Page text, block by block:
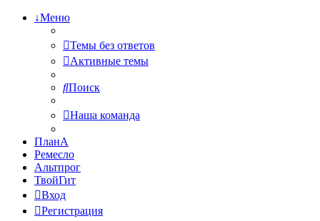
↓Меню
Темы без ответов
Активные темы
Поиск
Наша команда
ПланА
Ремесло
Альтпрог
ТвойГит
Вход
Регистрация